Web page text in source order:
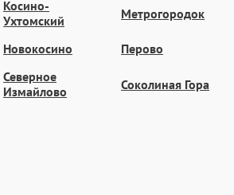
Косино-
Ухтомский
Метрогородок
Новокосино Перово
Северное
Измайлово
Соколиная Гора